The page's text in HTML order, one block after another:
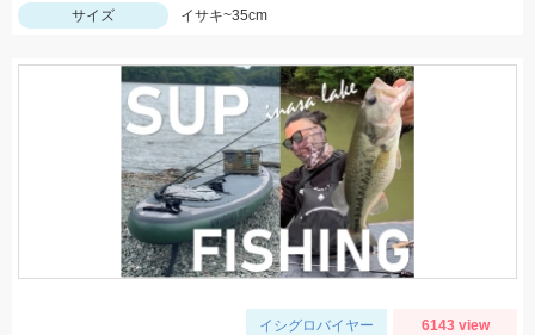
サイズ
イサキ~35cm
イシグロバイヤー 6143 view